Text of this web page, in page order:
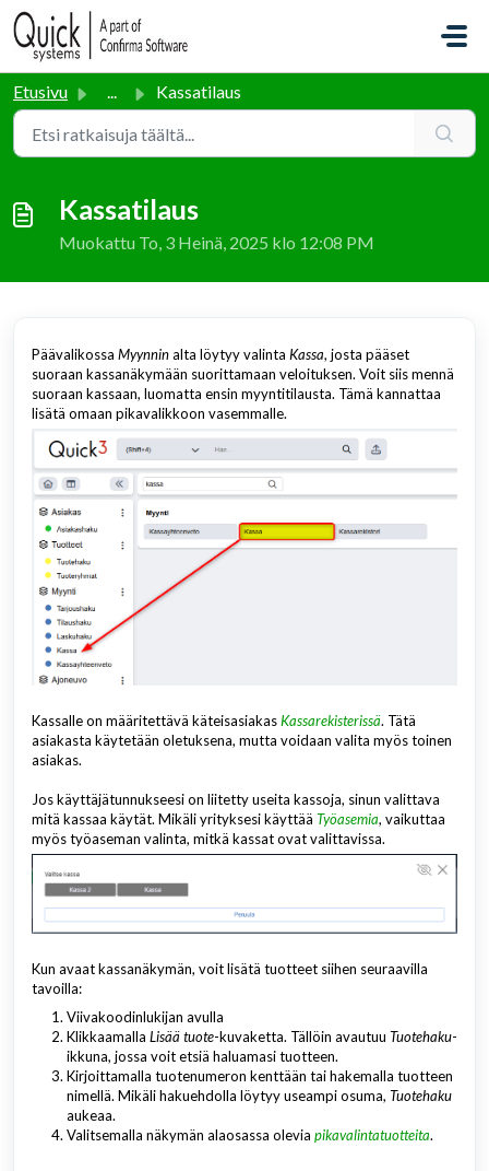
Siirry pääsisältöön
Etusivu ... Kassatilaus
Kassatilaus
Muokattu To, 3 Heinä, 2025 klo 12:08 PM
Päävalikossa Myynninalta löytyy valinta Kassa, josta pääset
suoraan kassanäkymään suorittamaan veloituksen. Voit siis mennä
suoraan kassaan, luomatta ensin myyntitilausta. Tämä kannattaa
lisätä omaan pikavalikkoon vasemmalle.
Kassalle on määritettävä käteisasiakasKassarekisterissä. Tätä
asiakasta käytetään oletuksena, mutta voidaan valita myös toinen
asiakas.
Jos käyttäjätunnukseesi on liitetty useita kassoja, sinun valittava
mitä kassaa käytät. Mikäli yrityksesi käyttää Työasemia, vaikuttaa
myös työaseman valinta, mitkä kassat ovat valittavissa.
Kun avaat kassanäkymän, voit lisätä tuotteet siihen seuraavilla
tavoilla:
Viivakoodinlukijan avulla
Klikkaamalla Lisää tuote-kuvaketta. Tällöin avautuu Tuotehaku-
ikkuna, jossa voit etsiä haluamasi tuotteen.
Kirjoittamalla tuotenumeron kenttään tai hakemalla tuotteen
nimellä. Mikäli hakuehdolla löytyy useampi osuma, Tuotehaku
aukeaa.
Valitsemalla näkymän alaosassa olevia pikavalintatuotteita.